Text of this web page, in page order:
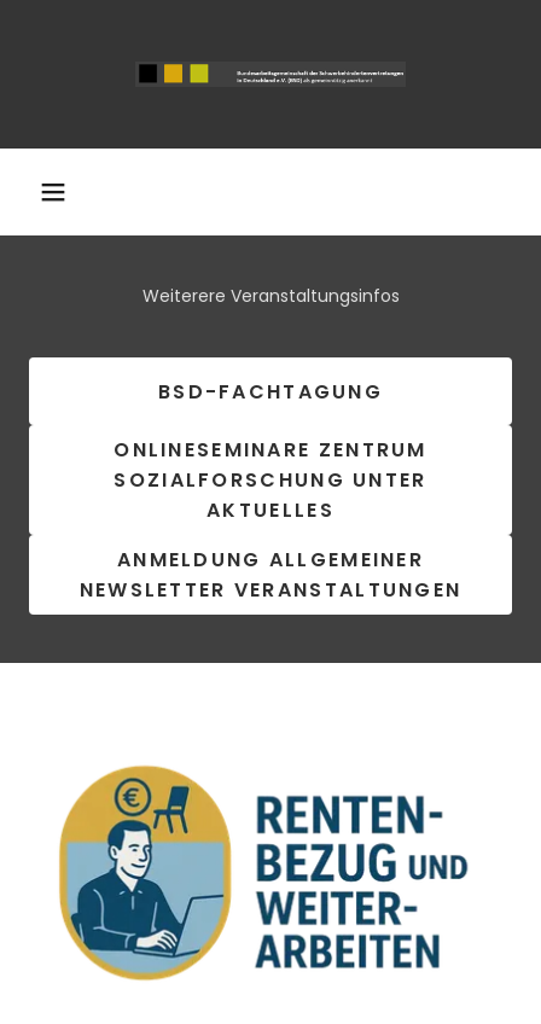
Weiterere Veranstaltungsinfos
BSD-FACHTAGUNG
ONLINESEMINARE ZENTRUM
SOZIALFORSCHUNG UNTER
AKTUELLES
ANMELDUNG ALLGEMEINER
NEWSLETTER VERANSTALTUNGEN